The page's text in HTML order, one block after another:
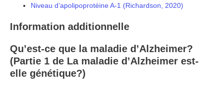
Niveau d’apolipoprotéine A-1 (Richardson, 2020)
Information additionnelle
Qu’est-ce que la maladie d’Alzheimer?
(Partie 1 de La maladie d’Alzheimer est-
elle génétique?)